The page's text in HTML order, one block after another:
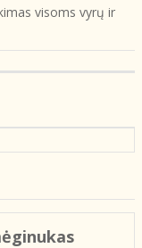
visoms vyrų ir